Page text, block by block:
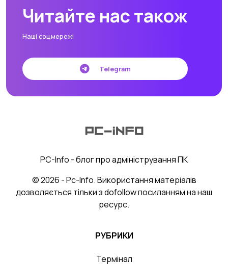
Читайте нас також
Наші соцмережі
Telegram
PC-Info - блог про адміністрування ПК
© 2026 - Pc-Info. Використання матеріалів
дозволяється тільки з dofollow посиланням на наш
ресурс.
РУБРИКИ
Термінал